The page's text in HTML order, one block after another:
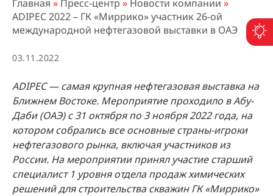
Главная » Пресс-центр » Новости компании »
ADIPEC 2022 – ГК «Миррико» участник 26-ой
международной нефтегазовой выставки в ОАЭ
03.11.2022
ADIPEC — самая крупная нефтегазовая выставка на
Ближнем Востоке. Мероприятие проходило в Абу-
Даби (ОАЭ) с 31 октября по 3 ноября 2022 года, на
котором собрались все основные страны-игроки
нефтегазового рынка, включая участников из
России. На мероприятии принял участие старший
специалист 1 уровня отдела продаж химических
решений для строительства скважин ГК «Миррико»